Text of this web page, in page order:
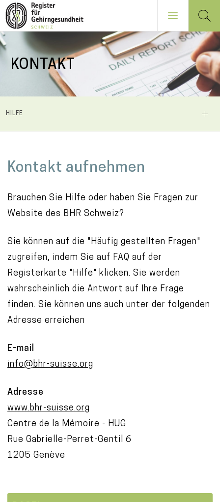
Direkt
zum
Inhalt
KONTAKT
PRINCIPALE
HILFE
a
n
c
Kontakt aufnehmen
Brauchen Sie Hilfe oder haben Sie Fragen zur
Website des BHR Schweiz?
Sie können auf die "Häufig gestellten Fragen"
zugreifen, indem Sie auf FAQ auf der
Registerkarte "Hilfe" klicken. Sie werden
wahrscheinlich die Antwort auf Ihre Frage
finden. Sie können uns auch unter der folgenden
Adresse erreichen
E-mail
info@bhr-suisse.org
Adresse
www.bhr-suisse.org
Centre de la Mémoire - HUG
Rue Gabrielle-Perret-Gentil 6
1205 Genève